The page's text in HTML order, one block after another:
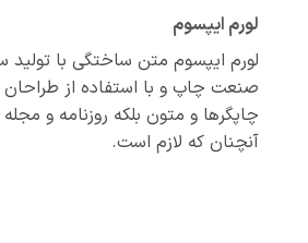
لورم ایپسوم
لورم ایپسوم متن ساختگی با تولید
صنعت چاپ و با استفاده از طراحان
چاپگرها و متون بلکه روزنامه و مجله
آنچنان که لازم است.